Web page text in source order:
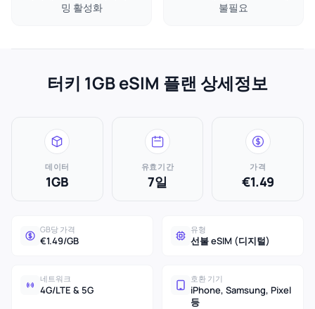
밍 활성화
불필요
터키 1GB eSIM 플랜 상세정보
데이터
1GB
유효기간
7일
가격
€1.49
GB당 가격
€1.49/GB
유형
선불 eSIM (디지털)
네트워크
4G/LTE & 5G
호환 기기
iPhone, Samsung, Pixel
등